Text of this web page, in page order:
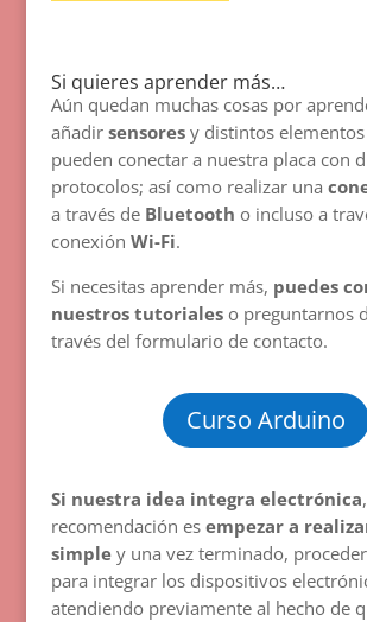
Si quieres aprender más…
Aún quedan muchas cosas por
añadir sensoresy distintos elementos
pueden conectar a nuestra placa con
protocolos; así como realizar una
a través de Bluetooth o incluso a
conexión Wi-Fi.
Si necesitas aprender más, puedes
nuestros tutorialeso preguntarnos
través del formulario de contacto.
Curso Arduino
Si nuestra idea integra electrónica
recomendación es empezar a
simpley una vez terminado,
para integrar los dispositivos
atendiendo previamente al hecho de